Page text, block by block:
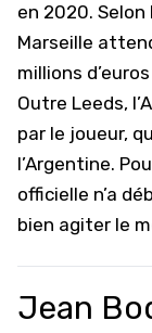
en 2020. Selon
Marseille
millions
Outre Leeds,
par le joueur,
l’Argentine.
officielle n’a
bien agiter le
Jean